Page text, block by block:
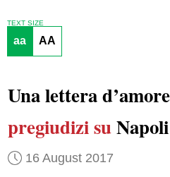
TEXT SIZE
aa AA
Una lettera
pregiudizi suNapoli
16 August 2017